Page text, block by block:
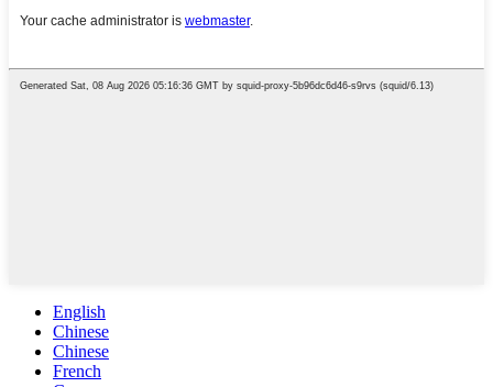
English
Chinese
Chinese
French